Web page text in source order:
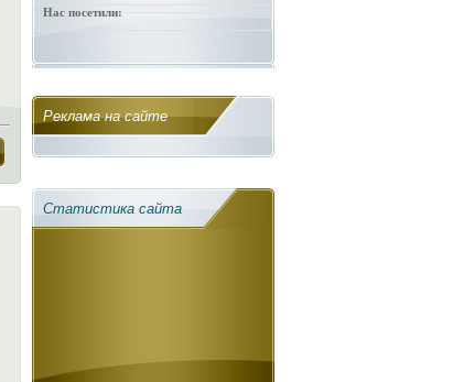
Нас посетили:
Реклама на сайте
Статистика сайта